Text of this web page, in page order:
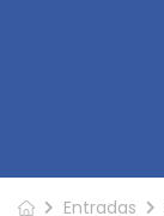
Entradas